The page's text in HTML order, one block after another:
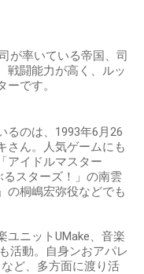
が率いている帝国、司
戦闘能力が高く、ルッ
です。
るのは、1993年6月26
さん。人気ゲームにも
アイドルマスター
スターズ！」の南雲
の桐嶋宏弥役などでも
ユニットUMake、音楽
活動。自身ンおアパレ
ど、多方面に渡り活